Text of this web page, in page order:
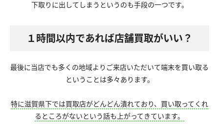
下取りに出してしまうというのも手段の一つです。
１時間以内であれば店舗買取がいい？
最後に当店でも多くの地域よりご来店いただいて端末を買い取る
ということは多々あります。
特に滋賀県下では買取店がどんどん潰れており、買い取ってくれ
るところがないという話も上がってきています。